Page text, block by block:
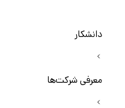
دانشکار
معرفی شرکت‌ها